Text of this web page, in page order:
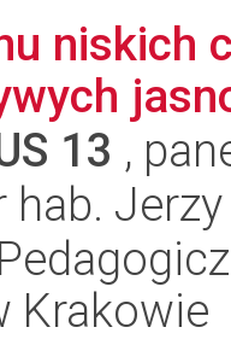
niskich
13 ,
hab.
Krakowie